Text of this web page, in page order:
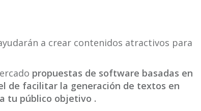
a crear contenidos atractivos para
propuestas de software basadas en
de facilitar la generación de textos en
tu público objetivo .